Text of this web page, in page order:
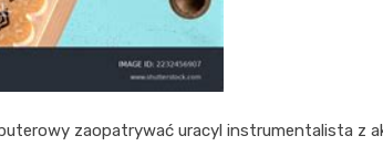
zaopatrywać uracyl instrumentalista